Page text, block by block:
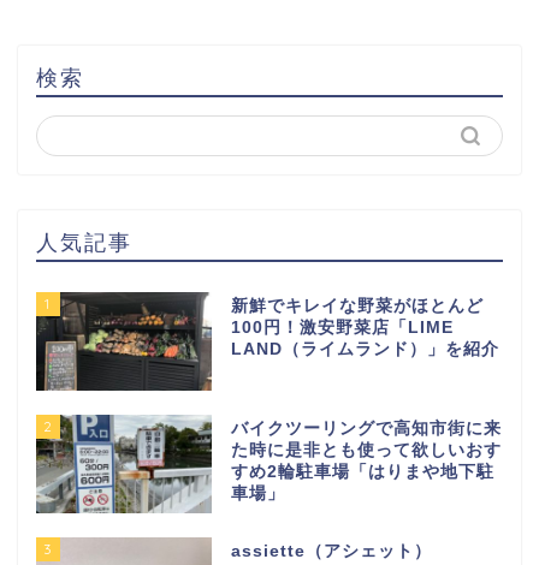
検索
人気記事
1
新鮮でキレイな野菜がほとんど
100円！激安野菜店「LIME
LAND（ライムランド）」を紹介
2
バイクツーリングで高知市街に来
た時に是非とも使って欲しいおす
すめ2輪駐車場「はりまや地下駐
車場」
3 assiette（アシェット）